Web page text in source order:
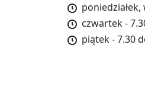
czwartek -
piątek - 7.30